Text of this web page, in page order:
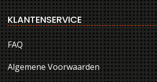
KLANTENSERVICE
FAQ
Algemene Voorwaarden